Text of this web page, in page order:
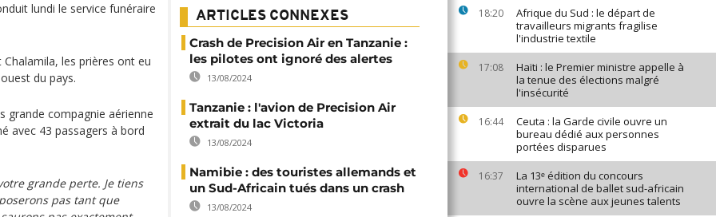
18:20
Afrique du Sud : le départ de
travailleurs migrants fragilise
l'industrie textile
17:08
Haïti : le Premier ministre appelle à
la tenue des élections malgré
l'insécurité
16:44
Ceuta : la Garde civile ouvre un
bureau dédié aux personnes
portées disparues
16:37
La 13ᵉ édition du concours
international de ballet sud-africain
ouvre la scène aux jeunes talents
lundi le service funéraire
les prières ont eu
du pays.
grande compagnie aérienne
avec 43 passagers à bord
grande perte. Je tiens
pas tant que
ARTICLES CONNEXES
Crash de Precision Air en Tanzanie :
les pilotes ont ignoré des alertes
13/08/2024
Tanzanie : l'avion de Precision Air
extrait du lac Victoria
13/08/2024
Namibie : des touristes allemands et
un Sud-Africain tués dans un crash
13/08/2024